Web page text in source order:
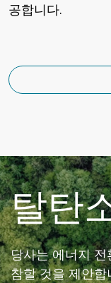
공합니다.
탈탄
당사는 에너지
참할 것을 제안